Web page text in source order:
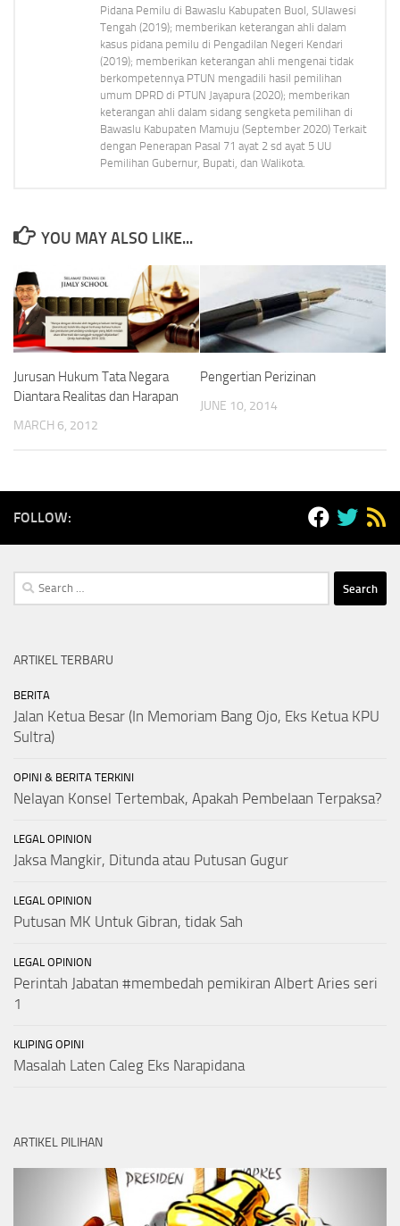
Pidana Pemilu di Bawaslu Kabupaten Buol, SUlawesi
Tengah (2019); memberikan keterangan ahli dalam
kasus pidana pemilu di Pengadilan Negeri Kendari
(2019); memberikan keterangan ahli mengenai tidak
berkompetennya PTUN mengadili hasil pemilihan
umum DPRD di PTUN Jayapura (2020); memberikan
keterangan ahli dalam sidang sengketa pemilihan di
Bawaslu Kabupaten Mamuju (September 2020) Terkait
dengan Penerapan Pasal 71 ayat 2 sd ayat 5 UU
Pemilihan Gubernur, Bupati, dan Walikota.
YOU MAY ALSO LIKE...
Jurusan Hukum Tata Negara
Diantara Realitas dan Harapan
MARCH 6, 2012
Pengertian Perizinan
JUNE 10, 2014
FOLLOW:
Search
for:
ARTIKEL TERBARU
BERITA
Jalan Ketua Besar (In Memoriam Bang Ojo, Eks Ketua KPU
Sultra)
OPINI & BERITA TERKINI
Nelayan Konsel Tertembak, Apakah Pembelaan Terpaksa?
LEGAL OPINION
Jaksa Mangkir, Ditunda atau Putusan Gugur
LEGAL OPINION
Putusan MK Untuk Gibran, tidak Sah
LEGAL OPINION
Perintah Jabatan #membedah pemikiran Albert Aries seri
1
KLIPING OPINI
Masalah Laten Caleg Eks Narapidana
ARTIKEL PILIHAN